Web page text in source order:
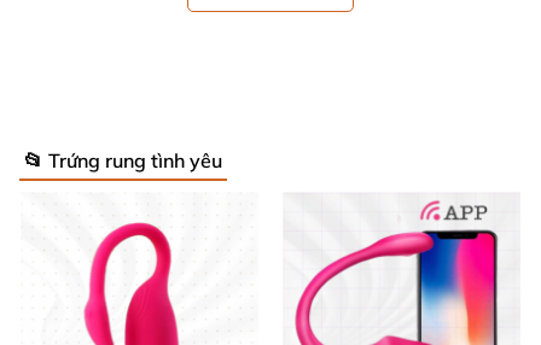
điều khiển rung vừa dễ dàng lấy ra mà không lo kẹt
bên trong. Trứng rung tình yêu này cầm nắm gọn
nhẹ, lý tưởng cho cá nhân hoặc cặp đôi muốn hâm
nóng đời sống tình dục. Pin sạc USB tiện lợi, chống
nước 100% – thử nghiệm ngâm 2 giờ trong bồn tắm
vẫn hoạt động hoàn hảo! 🚿
📂 Trứng rung tình yêu